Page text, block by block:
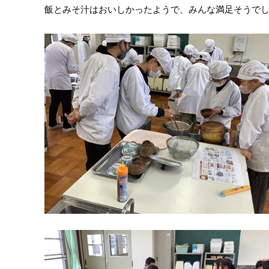
飯とみそ汁はおいしかったようで、みんな満足そうで